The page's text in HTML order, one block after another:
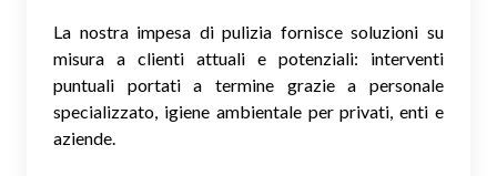
La nostra impesa di pulizia fornisce soluzioni su
misura a clienti attuali e potenziali: interventi
puntuali portati a termine grazie a personale
specializzato, igiene ambientale per privati, enti e
aziende.